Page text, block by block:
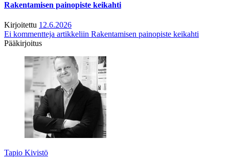
Rakentamisen painopiste keikahti
Kirjoitettu 12.6.2026
Ei kommentteja artikkeliin Rakentamisen painopiste keikahti
Pääkirjoitus
Tapio Kivistö